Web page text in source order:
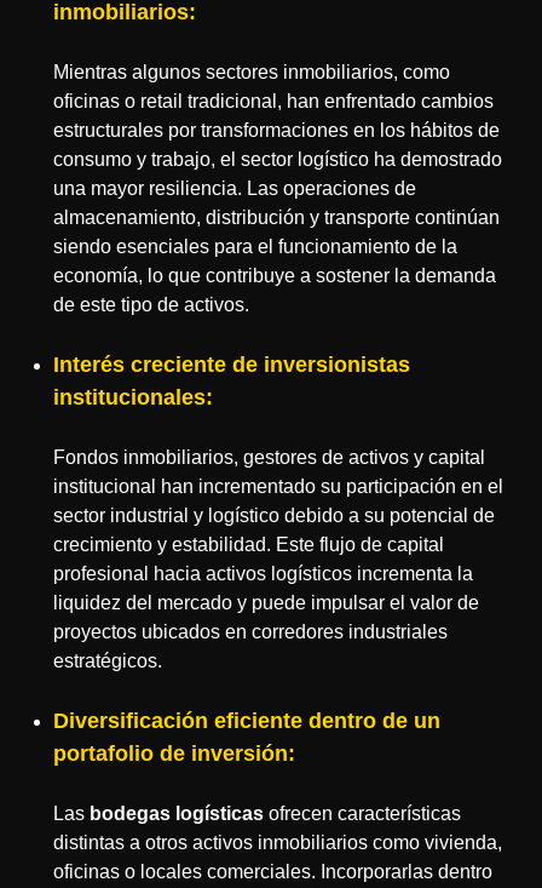
inmobiliarios:
Mientras algunos sectores inmobiliarios, como
oficinas o retail tradicional, han enfrentado cambios
estructurales por transformaciones en los hábitos de
consumo y trabajo, el sector logístico ha demostrado
una mayor resiliencia. Las operaciones de
almacenamiento, distribución y transporte continúan
siendo esenciales para el funcionamiento de la
economía, lo que contribuye a sostener la demanda
de este tipo de activos.
Interés creciente de inversionistas
institucionales:
Fondos inmobiliarios, gestores de activos y capital
institucional han incrementado su participación en el
sector industrial y logístico debido a su potencial de
crecimiento y estabilidad. Este flujo de capital
profesional hacia activos logísticos incrementa la
liquidez del mercado y puede impulsar el valor de
proyectos ubicados en corredores industriales
estratégicos.
Diversificación eficiente dentro de un
portafolio de inversión:
Las bodegas logísticas ofrecen características
distintas a otros activos inmobiliarios como vivienda,
oficinas o locales comerciales. Incorporarlas dentro